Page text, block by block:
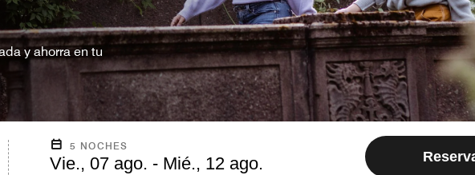
y ahorra en tu
5 NOCHES
Vie., 07 ago. - Mié., 12 ago.